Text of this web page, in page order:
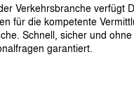
Verkehrsbranche verfügt
für die kompetente
Schnell, sicher und
garantiert.